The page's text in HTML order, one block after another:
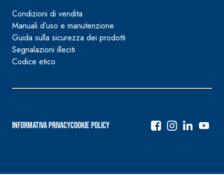
Condizioni di vendita
Manuali d’uso e manutenzione
Guida sulla sicurezza dei prodotti
Segnalazioni illeciti
Codice etico
Informativa PrivacyCookie Policy